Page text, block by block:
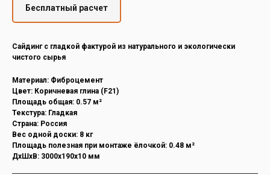
Бесплатный расчет
Cайдинг с гладкой фактурой из натурального и экологически
чистого сырья
Материал: Фиброцемент
Цвет: Коричневая глина (F21)
Площадь общая: 0.57 м²
Текстура: Гладкая
Страна: Россия
Вес одной доски: 8 кг
Площадь полезная при монтаже ёлочкой: 0.48 м²
ДxШxВ: 3000x190x10 мм